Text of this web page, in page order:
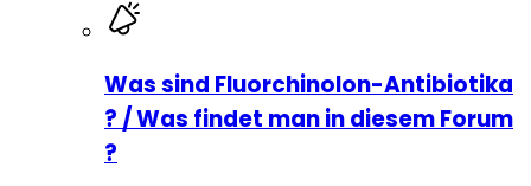
Was sind Fluorchinolon-Antibiotika
? / Was findet man in diesem Forum
?